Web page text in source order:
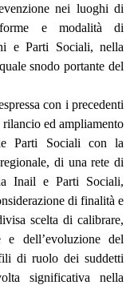
nei luoghi di
e modalità di
e Parti Sociali, nella
snodo portante del
con i precedenti
ed ampliamento
Parti Sociali con la
di una rete di
Inail e Parti Sociali,
di finalità e
scelta di calibrare,
e dell’evoluzione del
di ruolo dei suddetti
significativa nella